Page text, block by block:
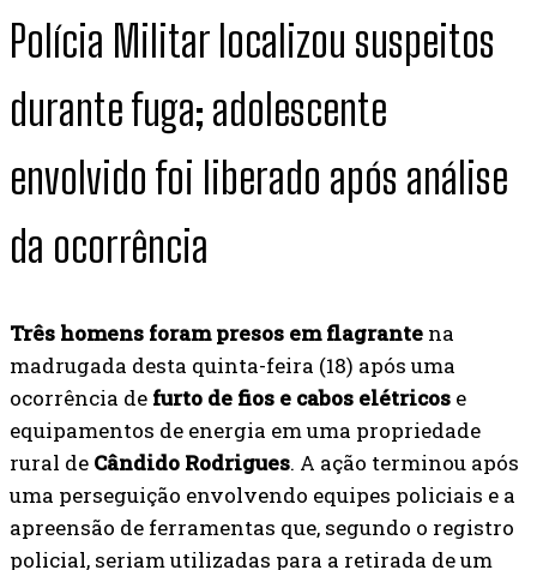
Polícia Militar localizou suspeitos
durante fuga; adolescente
envolvido foi liberado após análise
da ocorrência
Três homens foram presos em flagrante na
madrugada desta quinta-feira (18) após uma
ocorrência de furto de fios e cabos elétricos e
equipamentos de energia em uma propriedade
rural de Cândido Rodrigues. A ação terminou após
uma perseguição envolvendo equipes policiais e a
apreensão de ferramentas que, segundo o registro
policial, seriam utilizadas para a retirada de um